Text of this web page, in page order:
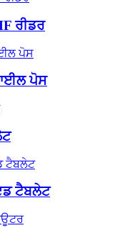
ਰੀਡਰ
ਪੋਸ
ਟੈਬਲੇਟ